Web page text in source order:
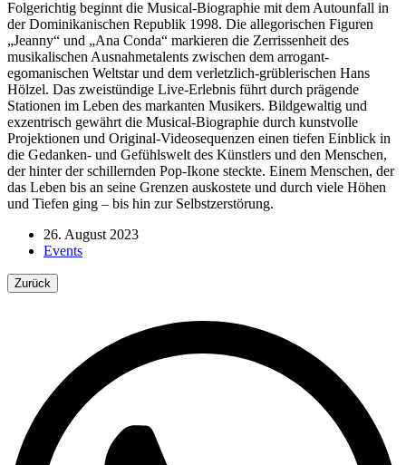
Folgerichtig beginnt die Musical-Biographie mit dem Autounfall in
der Dominikanischen Republik 1998. Die allegorischen Figuren
„Jeanny“ und „Ana Conda“ markieren die Zerrissenheit des
musikalischen Ausnahmetalents zwischen dem arrogant-
egomanischen Weltstar und dem verletzlich-grüblerischen Hans
Hölzel. Das zweistündige Live-Erlebnis führt durch prägende
Stationen im Leben des markanten Musikers. Bildgewaltig und
exzentrisch gewährt die Musical-Biographie durch kunstvolle
Projektionen und Original-Videosequenzen einen tiefen Einblick in
die Gedanken- und Gefühlswelt des Künstlers und den Menschen,
der hinter der schillernden Pop-Ikone steckte. Einem Menschen, der
das Leben bis an seine Grenzen auskostete und durch viele Höhen
und Tiefen ging – bis hin zur Selbstzerstörung.
26. August 2023
Events